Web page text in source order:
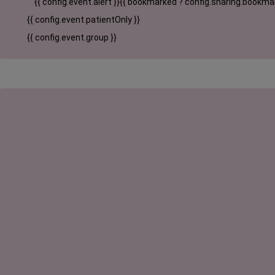
{{ config.event.alert }}{{ bookmarked ?
{{ config.event.patientOnly }}
{{ config.event.group }}